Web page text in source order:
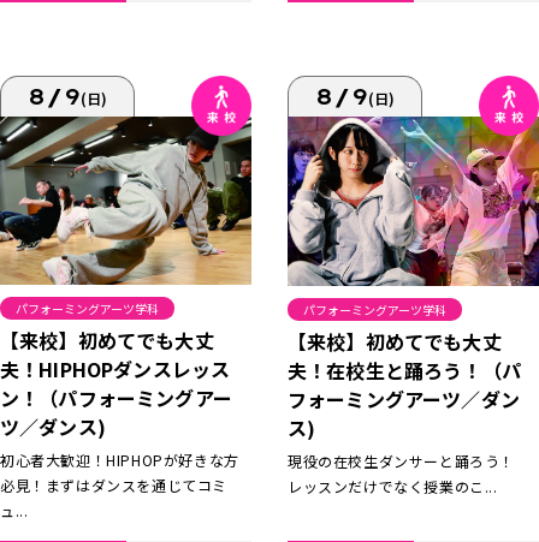
8/9(日)
パフォーミングアーツ学科
【来校】初めてでも大丈
夫！HIPHOPダンスレッス
ン！（パフォーミングアー
ツ／ダンス)
初心者大歓迎！HIPHOPが好きな方
必見！まずはダンスを通じてコミ
ュ...
8/9(日)
パフォーミングアーツ学科
【来校】初めてでも大丈
夫！在校生と踊ろう！（パ
フォーミングアーツ／ダン
ス)
現役の在校生ダンサーと踊ろう！
レッスンだけでなく授業のこ...